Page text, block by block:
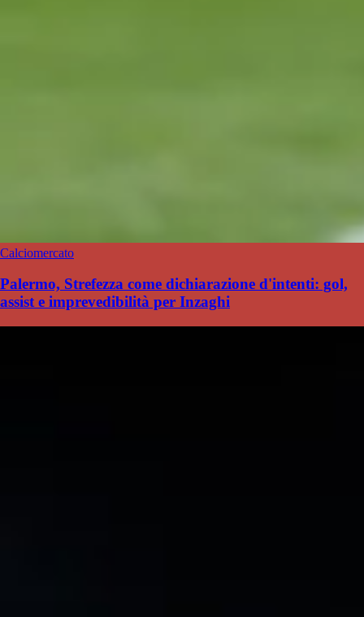
Calciomercato
Palermo, Strefezza come dichiarazione d'intenti: gol,
assist e imprevedibilità per Inzaghi